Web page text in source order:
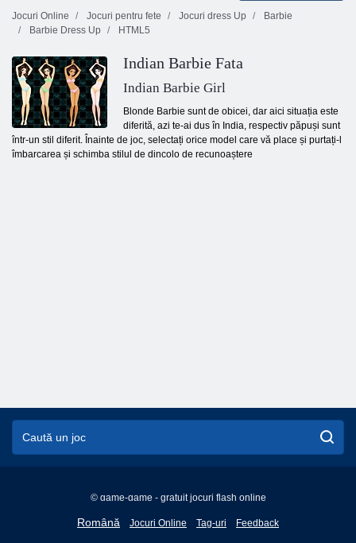
Jocuri Online
Jocuri pentru fete Jocuri dress Up
Barbie
Barbie Dress Up
HTML5
Indian Barbie Fata
Indian Barbie Girl
Blonde Barbie sunt de obicei, dar aici situația este
diferită, azi te-ai dus în India, respectiv păpuși sunt
într-un stil diferit. Înainte de joc, selectați orice model care vă place și purtați-l
îmbarcarea și schimba stilul de dincolo de recunoaștere
© game-game - gratuit jocuri flash online
Română
English
Jocuri Online Tag-uri Feedback